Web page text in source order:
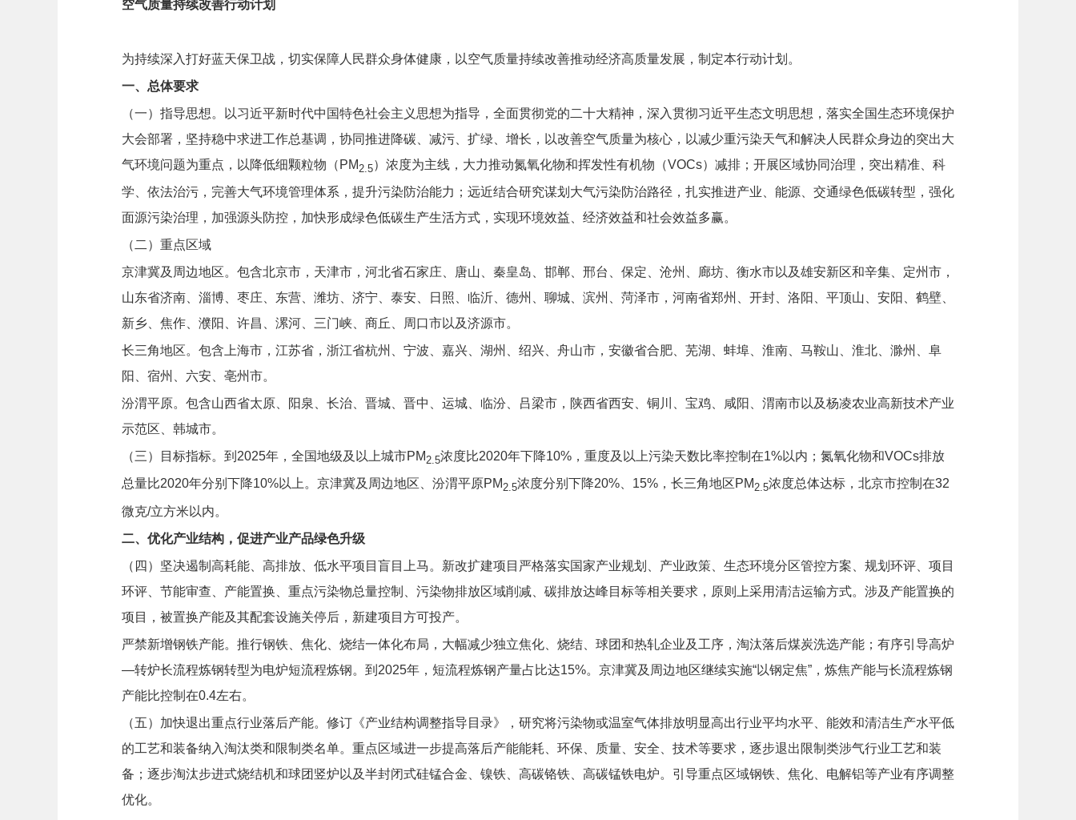
空气质量持续改善行动计划
为持续深入打好蓝天保卫战，切实保障人民群众身体健康，以空气质量持续改善推动经济高质量发展，制定本行动计划。
一、总体要求
（一）指导思想。
以习近平新时代中国特色社会主义思想为指导，全面贯彻党的二十大精神，深入贯彻习近平生态文明思想，落实全国生态环境保护
大会部署，坚持稳中求进工作总基调，协同推进降碳、减污、扩绿、增长，以改善空气质量为核心，以减少重污染天气和解决人民群众身边的突出大
气环境问题为重点，以降低细颗粒物（PM2.5）浓度为主线，大力推动氮氧化物和挥发性有机物（VOCs）减排；开展区域协同治理，突出精准、科
学、依法治污，完善大气环境管理体系，提升污染防治能力；远近结合研究谋划大气污染防治路径，扎实推进产业、能源、交通绿色低碳转型，强化
面源污染治理，加强源头防控，加快形成绿色低碳生产生活方式，实现环境效益、经济效益和社会效益多赢。
（二）重点区域
京津冀及周边地区。包含北京市，天津市，河北省石家庄、唐山、秦皇岛、邯郸、邢台、保定、沧州、廊坊、衡水市以及雄安新区和辛集、定州市，
山东省济南、淄博、枣庄、东营、潍坊、济宁、泰安、日照、临沂、德州、聊城、滨州、菏泽市，河南省郑州、开封、洛阳、平顶山、安阳、鹤壁、
新乡、焦作、濮阳、许昌、漯河、三门峡、商丘、周口市以及济源市。
长三角地区。包含上海市，江苏省，浙江省杭州、宁波、嘉兴、湖州、绍兴、舟山市，安徽省合肥、芜湖、蚌埠、淮南、马鞍山、淮北、滁州、阜
阳、宿州、六安、亳州市。
汾渭平原。包含山西省太原、阳泉、长治、晋城、晋中、运城、临汾、吕梁市，陕西省西安、铜川、宝鸡、咸阳、渭南市以及杨凌农业高新技术产业
示范区、韩城市。
（三）目标指标。 到2025年，全国地级及以上城市PM2.5浓度比2020年下降10%，重度及以上污染天数比率控制在1%以内；氮氧化物和VOCs排放
总量比2020年分别下降10%以上。京津冀及周边地区、汾渭平原PM2.5浓度分别下降20%、15%，长三角地区PM2.5浓度总体达标，北京市控制在32
微克/立方米以内。
二、优化产业结构，促进产业产品绿色升级
（四）坚决遏制高耗能、高排放、低水平项目盲目上马。 新改扩建项目严格落实国家产业规划、产业政策、生态环境分区管控方案、规划环评、项目
环评、节能审查、产能置换、重点污染物总量控制、污染物排放区域削减、碳排放达峰目标等相关要求，原则上采用清洁运输方式。涉及产能置换的
项目，被置换产能及其配套设施关停后，新建项目方可投产。
严禁新增钢铁产能。推行钢铁、焦化、烧结一体化布局，大幅减少独立焦化、烧结、球团和热轧企业及工序，淘汰落后煤炭洗选产能；有序引导高炉
—转炉长流程炼钢转型为电炉短流程炼钢。到2025年，短流程炼钢产量占比达15%。京津冀及周边地区继续实施“以钢定焦”，炼焦产能与长流程炼钢
产能比控制在0.4左右。
（五）加快退出重点行业落后产能。 修订《产业结构调整指导目录》，研究将污染物或温室气体排放明显高出行业平均水平、能效和清洁生产水平低
的工艺和装备纳入淘汰类和限制类名单。重点区域进一步提高落后产能能耗、环保、质量、安全、技术等要求，逐步退出限制类涉气行业工艺和装
备；逐步淘汰步进式烧结机和球团竖炉以及半封闭式硅锰合金、镍铁、高碳铬铁、高碳锰铁电炉。引导重点区域钢铁、焦化、电解铝等产业有序调整
优化。